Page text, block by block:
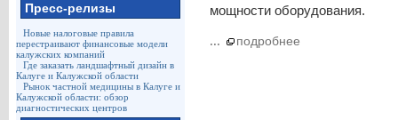
Пресс-релизы
Новые налоговые правила
перестраивают финансовые модели
калужских компаний
Где заказать ландшафтный дизайн в
Калуге и Калужской области
Рынок частной медицины в Калуге и
Калужской области: обзор
диагностических центров
мощности оборудования.
... подробнее